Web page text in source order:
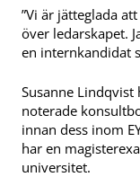
”Vi är jätteglada
över ledarskapet.
en internkandidat
Susanne Lindqvist
noterade
innan dess inom
har en
universitet.